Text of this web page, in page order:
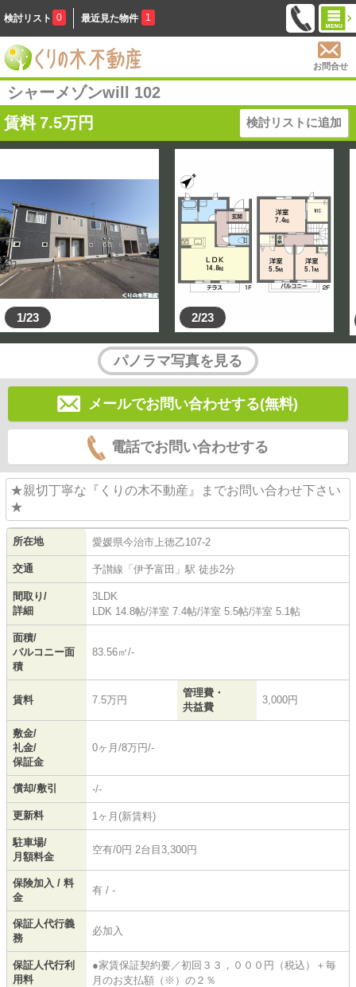
検討リスト 0 最近見た物件 1
お問合せ
シャーメゾンwill 102
賃料 7.5万円 検討リストに追加
1/23 2/23
パノラマ写真を見る
メールでお問い合わせする(無料)
電話でお問い合わせする
★親切丁寧な『くりの木不動産』までお問い合わせ下さい
★
所在地 愛媛県今治市 上徳乙107-2
交通 予讃線 「 伊予富田 」駅 徒歩2分
間取り/
詳細
3LDK
LDK 14.8帖/洋室 7.4帖/洋室 5.5帖/洋室 5.1帖
面積/
バルコニー面
積
83.56㎡/-
賃料 7.5万円
管理費・
共益費
3,000円
敷金/
礼金/
保証金
0ヶ月/8万円/-
償却/敷引 -/-
更新料 1ヶ月(新賃料)
駐車場/
月額料金
空有/0円 2台目3,300円
保険加入 / 料
金
有 / -
保証人代行義
務
必加入
保証人代行利
用料
●家賃保証契約要／初回３３，０００円（税込）＋毎
月のお支払額（※）の２％